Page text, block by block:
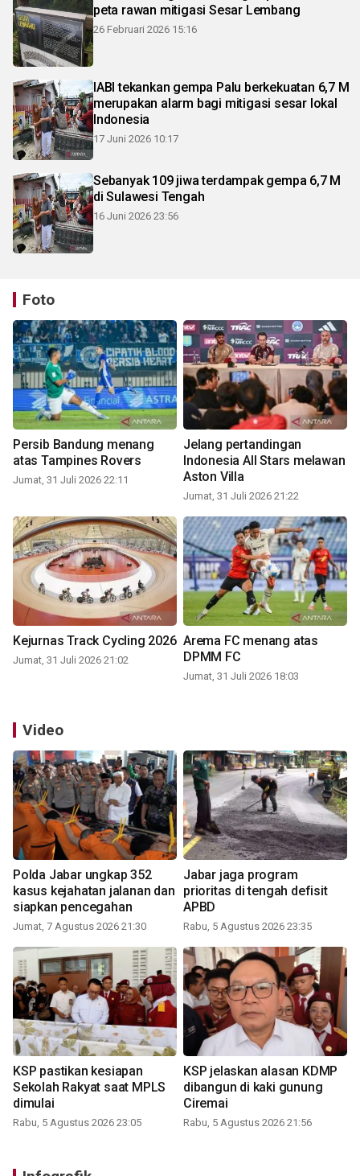
peta rawan mitigasi Sesar Lembang
26 Februari 2026 15:16
IABI tekankan gempa Palu berkekuatan 6,7 M
merupakan alarm bagi mitigasi sesar lokal
Indonesia
17 Juni 2026 10:17
Sebanyak 109 jiwa terdampak gempa 6,7 M
di Sulawesi Tengah
16 Juni 2026 23:56
Foto
Persib Bandung menang
atas Tampines Rovers
Jumat, 31 Juli 2026 22:11
Jelang pertandingan
Indonesia All Stars melawan
Aston Villa
Jumat, 31 Juli 2026 21:22
Kejurnas Track Cycling 2026
Jumat, 31 Juli 2026 21:02
Arema FC menang atas
DPMM FC
Jumat, 31 Juli 2026 18:03
Video
Polda Jabar ungkap 352
kasus kejahatan jalanan dan
siapkan pencegahan
Jumat, 7 Agustus 2026 21:30
Jabar jaga program
prioritas di tengah defisit
APBD
Rabu, 5 Agustus 2026 23:35
KSP pastikan kesiapan
Sekolah Rakyat saat MPLS
dimulai
Rabu, 5 Agustus 2026 23:05
KSP jelaskan alasan KDMP
dibangun di kaki gunung
Ciremai
Rabu, 5 Agustus 2026 21:56